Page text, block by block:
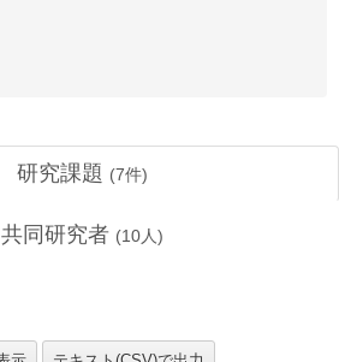
研究課題 (7件)
共同研究者 (10人)